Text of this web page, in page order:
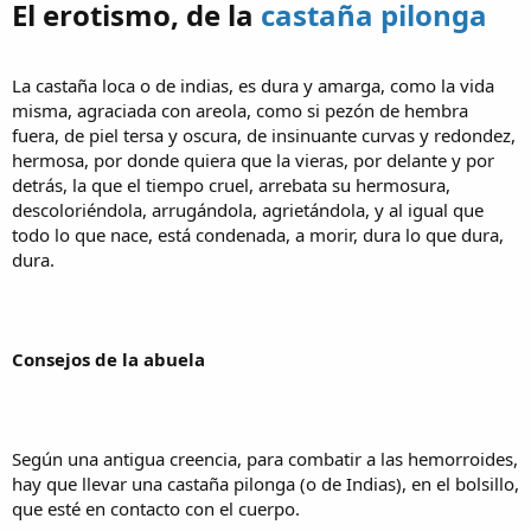
El erotismo, de la castaña pilonga
La castaña loca o de indias, es dura y amarga, como la vida
misma, agraciada con areola, como si pezón de hembra
fuera, de piel tersa y oscura, de insinuante curvas y redondez,
hermosa, por donde quiera que la vieras, por delante y por
detrás, la que el tiempo cruel, arrebata su hermosura,
descoloriéndola, arrugándola, agrietándola, y al igual que
todo lo que nace, está condenada, a morir, dura lo que dura,
dura.
Consejos de la abuela
Según una antigua creencia, para combatir a las hemorroides,
hay que llevar una castaña pilonga (o de Indias), en el bolsillo,
que esté en contacto con el cuerpo.